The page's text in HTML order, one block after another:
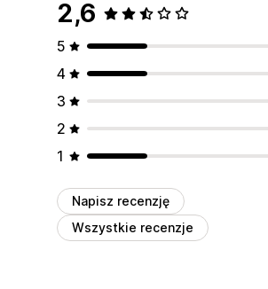
2,6
5
4
3
2
1
Napisz recenzję
Wszystkie recenzje